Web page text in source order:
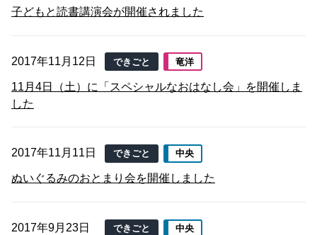
子どもと読書講演会が開催されました
2017年11月12日 できごと 竜洋
11月4日（土）に「スペシャルなおはなし会」を開催しま
した
2017年11月11日 できごと 中央
ぬいぐるみのおとまり会を開催しました
2017年9月23日 できごと 中央